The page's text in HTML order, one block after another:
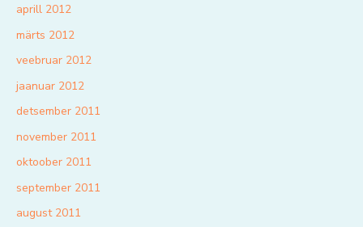
aprill 2012
märts 2012
veebruar 2012
jaanuar 2012
detsember 2011
november 2011
oktoober 2011
september 2011
august 2011